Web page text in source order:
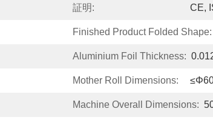
証明: CE,
Finished Product Folded Shape:
Aluminium Foil Thickness:
Mother Roll Dimensions:
Machine Overall Dimensions: